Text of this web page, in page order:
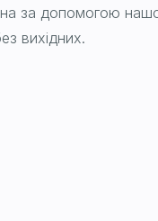
за допомогою
вихідних.